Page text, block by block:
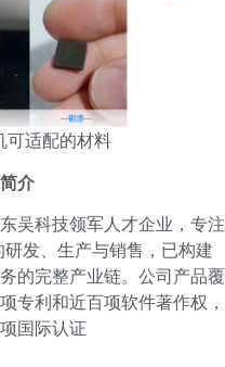
可适配的材料
介
吴科技领军人才企业，专注
发、生产与销售，已构建
的完整产业链。公司产品覆
专利和近百项软件著作权，
国际认证